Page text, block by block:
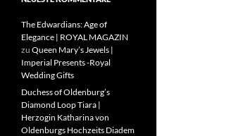
The Edwardians: Age of
Elegance | ROYAL MAGAZIN
zu Queen Mary’s Jewels |
Imperial Presents -Royal
Wedding Gifts
Duchess of Oldenburg’s
Diamond Loop Tiara |
Herzogin Katharina von
Oldenburgs Hochzeits Diadem